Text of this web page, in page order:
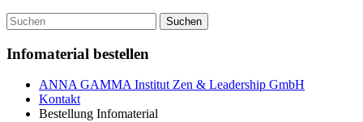
Suchen
Infomaterial bestellen
ANNA GAMMA Institut Zen & Leadership GmbH
Kontakt
Bestellung Infomaterial